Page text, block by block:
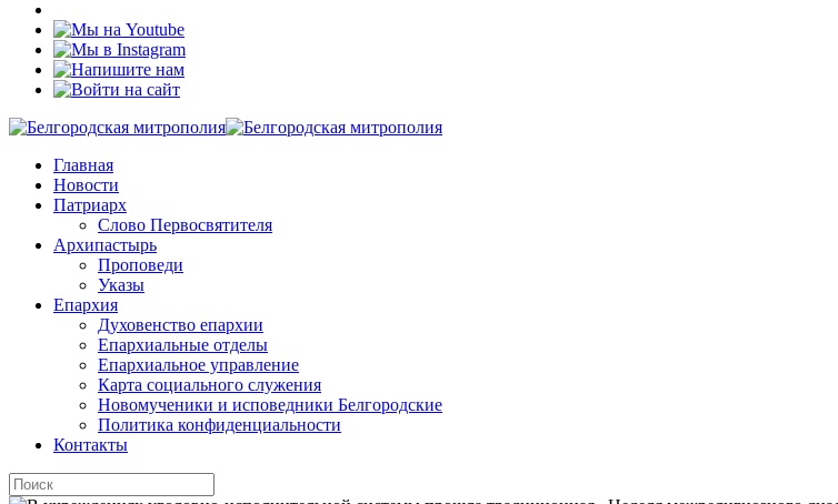
Главная
Новости
Патриарх
Слово Первосвятителя
Архипастырь
Проповеди
Указы
Епархия
Духовенство епархии
Епархиальные отделы
Епархиальное управление
Карта социального служения
Новомученики и исповедники Белгородские
Политика конфиденциальности
Контакты